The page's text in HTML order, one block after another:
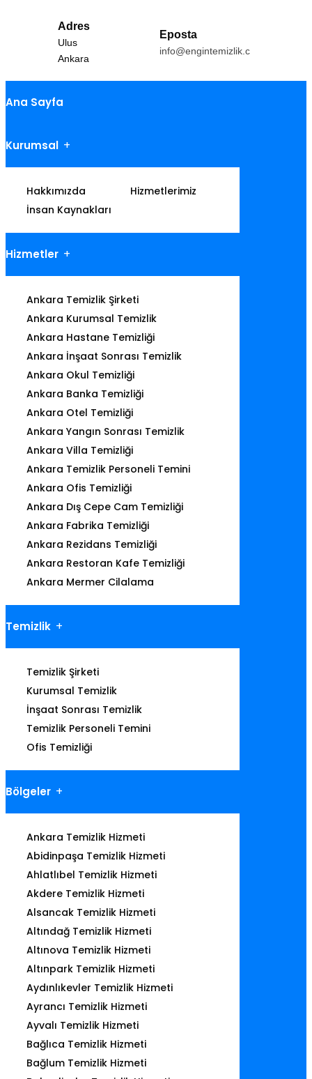
Adres
Ulus
Ankara
Eposta
info@engintemizlik.com
Ana Sayfa
Kurumsal
Hakkımızda
Hizmetlerimiz
İnsan Kaynakları
Hizmetler
Ankara Temizlik Şirketi
Ankara Kurumsal Temizlik
Ankara Hastane Temizliği
Ankara İnşaat Sonrası Temizlik
Ankara Okul Temizliği
Ankara Banka Temizliği
Ankara Otel Temizliği
Ankara Yangın Sonrası Temizlik
Ankara Villa Temizliği
Ankara Temizlik Personeli Temini
Ankara Ofis Temizliği
Ankara Dış Cepe Cam Temizliği
Ankara Fabrika Temizliği
Ankara Rezidans Temizliği
Ankara Restoran Kafe Temizliği
Ankara Mermer Cilalama
Temizlik
Temizlik Şirketi
Kurumsal Temizlik
İnşaat Sonrası Temizlik
Temizlik Personeli Temini
Ofis Temizliği
Bölgeler
Ankara Temizlik Hizmeti
Abidinpaşa Temizlik Hizmeti
Ahlatlıbel Temizlik Hizmeti
Akdere Temizlik Hizmeti
Alsancak Temizlik Hizmeti
Altındağ Temizlik Hizmeti
Altınova Temizlik Hizmeti
Altınpark Temizlik Hizmeti
Aydınlıkevler Temizlik Hizmeti
Ayrancı Temizlik Hizmeti
Ayvalı Temizlik Hizmeti
Bağlıca Temizlik Hizmeti
Bağlum Temizlik Hizmeti